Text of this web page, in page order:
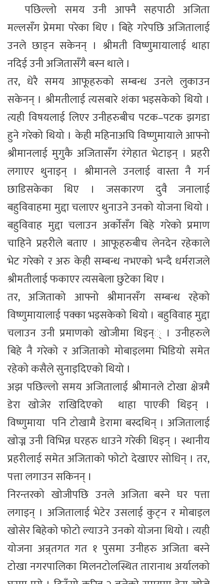
पछिल्लो समय उनी आफ्नै सहपाठी अजिता
मल्लसँग प्रेममा परेका थिए । बिहे गरेपछि अजितालाई
उनले छाड्न सकेनन् । श्रीमती विष्णुमायालाई थाहा
नदिई उनी अजितासँगै बस्न थाले ।
तर, धेरै समय आफूहरुको सम्बन्ध उनले लुकाउन
सकेनन् । श्रीमतीलाई त्यसबारे शंका भइसकेको थियो ।
त्यही विषयलाई लिएर उनीहरुबीच पटक–पटक झगडा
हुने गरेको थियो । केही महिनाअघि विष्णुमायाले आफ्नो
श्रीमानलाई मुगुकै अजितासँग रंगेहात भेटाइन् । प्रहरी
लगाएर थुनाइन् । श्रीमानले उनलाई वास्ता नै गर्न
छाडिसकेका थिए । जसकारण दुवै जनालाई
बहुविवाहमा मुद्दा चलाएर थुनाउने उनको योजना थियो ।
बहुविवाह मुद्दा चलाउन अर्काेसँग बिहे गरेको प्रमाण
चाहिने प्रहरीले बताए । आफूहरुबीच लेनदेन रहेकाले
भेट गरेको र अरु केही सम्बन्ध नभएको भन्दै धर्मराजले
श्रीमतीलाई फकाएर त्यसबेला छुटेका थिए ।
तर, अजिताको आफ्नो श्रीमानसँग सम्बन्ध रहेको
विष्णुमायालाई पक्का भइसकेको थियो । बहुविवाह मुद्दा
चलाउन उनी प्रमाणको खोजीमा थिइन्् । उनीहरुले
बिहे नै गरेको र अजिताको मोबाइलमा भिडियो समेत
रहेको कसैले सुनाइदिएको थियो ।
अझ पछिल्लो समय अजितालाई श्रीमानले टोखा क्षेत्रमै
डेरा खोजेर राखिदिएको थाहा पाएकी थिइन् ।
विष्णुमाया पनि टोखामै डेरामा बस्दथिन् । अजितालाई
खोज्न उनी विभिन्न घरहरु धाउने गरेकी थिइन् । स्थानीय
प्रहरीलाई समेत अजिताको फोटो देखाएर सोधिन् । तर,
पत्ता लगाउन सकिनन् ।
निरन्तरको खोजीपछि उनले अजिता बस्ने घर पत्ता
लगाइन् । अजितालाई भेटेर उसलाई कुट्न र मोबाइल
खोसेर बिहेको फोटो ल्याउने उनको योजना थियो । त्यही
योजना अन्र्तगत गत १ पुसमा उनीहरु अजिता बस्ने
टोखा नगरपालिका मिलनटोलस्थित तारानाथ अर्यालको